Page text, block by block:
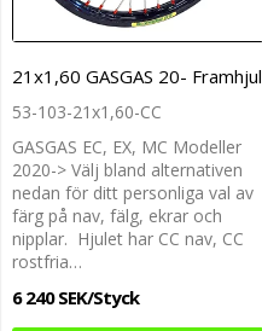
21x1,60 GASGAS 20- Framhjul
53-103-21x1,60-CC
GASGAS EC, EX, MC Modeller
2020-> Välj bland alternativen
nedan för ditt personliga val av
färg på nav, fälg, ekrar och
nipplar. Hjulet har CC nav, CC
rostfria…
6 240 SEK/Styck